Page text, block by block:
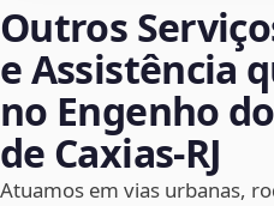
Outros
e Assistência
no Engenho
de Caxias‑RJ
Atuamos em vias urbanas,